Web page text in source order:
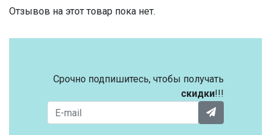
Отзывов на этот товар пока нет.
Срочно подпишитесь, чтобы получать
скидки!!!